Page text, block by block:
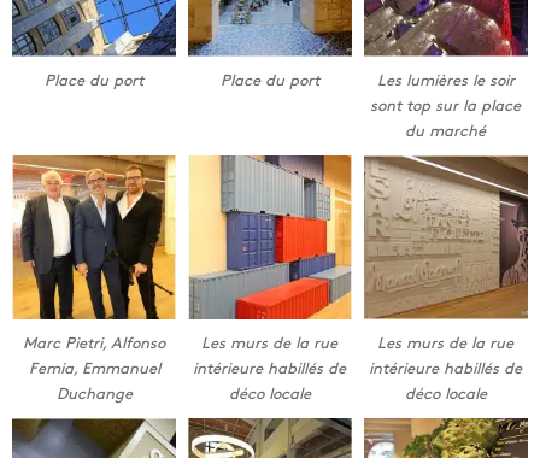
Place du port Place du port
Les lumières le soir
sont top sur la place
du marché
Marc Pietri, Alfonso
Femia, Emmanuel
Duchange
Les murs de la rue
intérieure habillés de
déco locale
Les murs de la rue
intérieure habillés de
déco locale